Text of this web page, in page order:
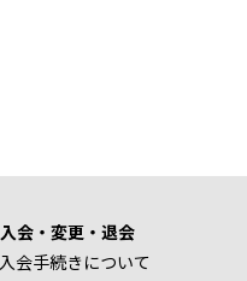
入会・変更・退会
入会手続きについて